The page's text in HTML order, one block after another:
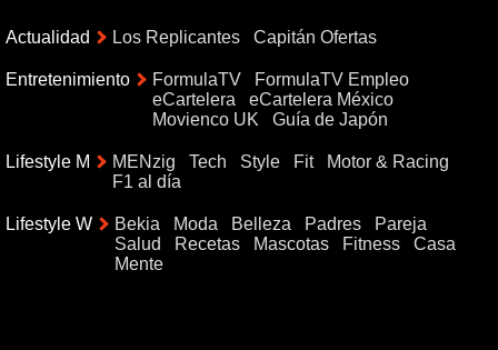
Actualidad Los Replicantes Capitán Ofertas
Entretenimiento FormulaTV
FormulaTV Empleo
eCartelera
eCartelera México
Movienco UK
Guía de Japón
Lifestyle M MENzig Tech Style Fit
Motor & Racing
F1 al día
Lifestyle W Bekia Moda Belleza Padres
Pareja
Salud
Recetas Mascotas Fitness
Casa
Mente